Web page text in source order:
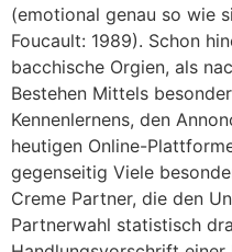
(emotional genau so wie
Foucault: 1989). Schon
bacchische Orgien, als
Bestehen Mittels
Kennenlernens, den
heutigen Online-
gegenseitig Viele
Creme Partner, die den
Partnerwahl statistisch